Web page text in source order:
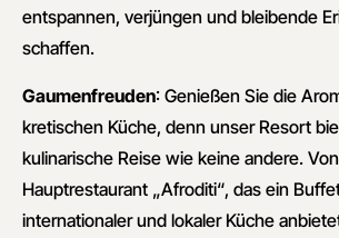
entspannen, verjüngen und bleibende
schaffen.
Gaumenfreuden: Genießen Sie die
kretischen Küche, denn unser Resort
kulinarische Reise wie keine andere.
Hauptrestaurant „Afroditi“, das ein
internationaler und lokaler Küche